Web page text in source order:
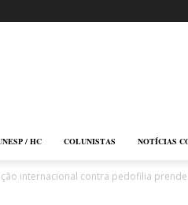
/ HC COLUNISTAS NOTÍCIAS
internacional contra pedofilia